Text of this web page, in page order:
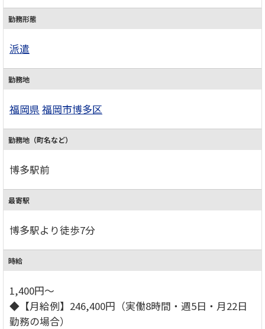
勤務形態
派遣
勤務地
福岡県 福岡市博多区
勤務地（町名など）
博多駅前
最寄駅
博多駅より徒歩7分
時給
1,400円～
◆【月給例】246,400円（実働8時間・週5日・月22日
勤務の場合）